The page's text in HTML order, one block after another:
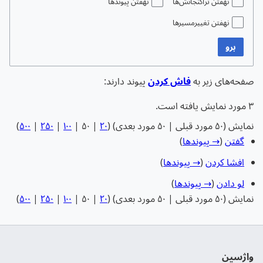
نهفتن تغییرمسیرها
برو
صفحه‌های زیر بهفاش کردن پیوند دارند:
۳ مورد نمایش یافته است.
نمایش (۵۰ مورد قبلی | ۵۰ مورد بعدی ) (۲۰ | ۵۰ | ۱۰۰ | ۲۵۰ | ۵۰۰)
گفتن(→ پیوندها)
افشا کردن(→ پیوندها)
لو دادن(→ پیوندها)
نمایش (۵۰ مورد قبلی | ۵۰ مورد بعدی ) (۲۰ | ۵۰ | ۱۰۰ | ۲۵۰ | ۵۰۰)
واژسین